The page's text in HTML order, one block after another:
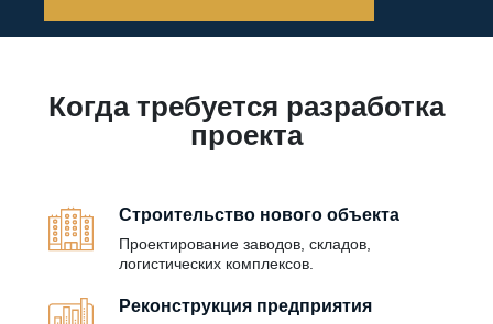
Когда требуется разработка
проекта
Строительство нового объекта
Проектирование заводов, складов,
логистических комплексов.
Реконструкция предприятия